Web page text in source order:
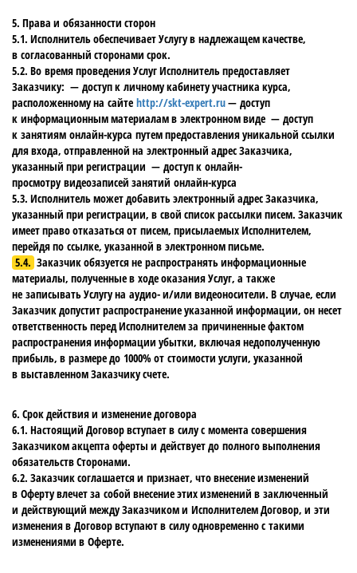
5. Права и обязанности сторон
5.1. Исполнитель обеспечивает Услугу в надлежащем качестве,
в согласованный сторонами срок.
5.2. Во время проведения Услуг Исполнитель предоставляет
Заказчику: — доступ к личному кабинету участника курса,
расположенному на сайте http://skt-expert.ru— доступ
к информационным материалам в электронном виде — доступ
к занятиям онлайн-курса путем предоставления уникальной ссылки
для входа, отправленной на электронный адрес Заказчика,
указанный при регистрации — доступ к онлайн-
просмотру видеозаписей занятий онлайн-курса
5.3. Исполнитель может добавить электронный адрес Заказчика,
указанный при регистрации, в свой список рассылки писем. Заказчик
имеет право отказаться от писем, присылаемых Исполнителем,
перейдя по ссылке, указанной в электронном письме.
5.4. Заказчик обязуется не распространять информационные
материалы, полученные в ходе оказания Услуг, а также
не записывать Услугу на аудио- и/или видеоносители. В случае, если
Заказчик допустит распространение указанной информации, он несет
ответственность перед Исполнителем за причиненные фактом
распространения информации убытки, включая недополученную
прибыль, в размере до 1000% от стоимости услуги, указанной
в выставленном Заказчику счете.
6. Срок действия и изменение договора
6.1. Настоящий Договор вступает в силу с момента совершения
Заказчиком акцепта оферты и действует до полного выполнения
обязательств Сторонами.
6.2. Заказчик соглашается и признает, что внесение изменений
в Оферту влечет за собой внесение этих изменений в заключенный
и действующий между Заказчиком и Исполнителем Договор, и эти
изменения в Договор вступают в силу одновременно с такими
изменениями в Оферте.